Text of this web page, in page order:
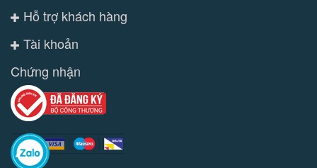
Hỗ trợ khách hàng
Tài khoản
Chứng nhận